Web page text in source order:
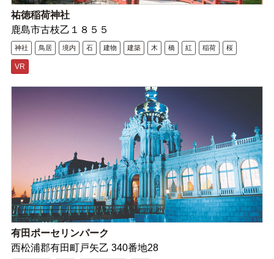
祐徳稲荷神社
鹿島市古枝乙１８５５
神社 鳥居 境内 石 建物 建築 木 橋 紅 稲荷 桜
VR
有田ポーセリンパーク
西松浦郡有田町戸矢乙 340番地28